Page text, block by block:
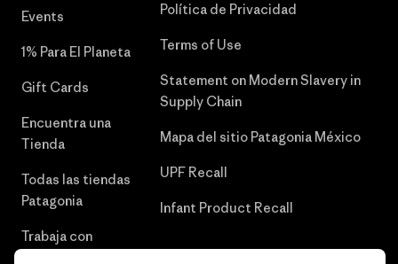
Events
1% Para El Planeta
Gift Cards
Encuentra una
Tienda
Todas las tiendas
Patagonia
Trabaja con
Política de Privacidad
Terms of Use
Statement on Modern Slavery in
Supply Chain
Mapa del sitio Patagonia México
UPF Recall
Infant Product Recall